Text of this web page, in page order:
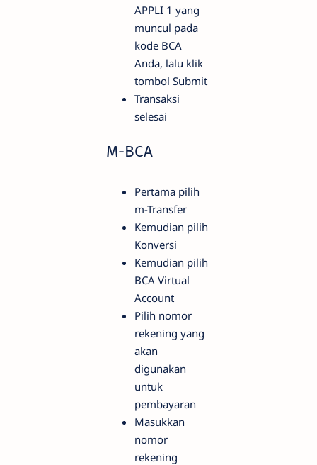
APPLI 1 yang
muncul pada
kode BCA
Anda, lalu klik
tombol Submit
Transaksi
selesai
M-BCA
Pertama pilih
m-Transfer
Kemudian pilih
Konversi
Kemudian pilih
BCA Virtual
Account
Pilih nomor
rekening yang
akan
digunakan
untuk
pembayaran
Masukkan
nomor
rekening